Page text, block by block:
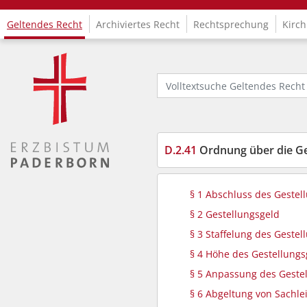
Logo Fachinformationssystem Kirchenrecht
Geltendes Recht Archiviertes Recht Rechtsprechung
Volltextsuche Geltendes Recht
D.2.41 Ordnung über die
§ 1 Abschluss des
§ 2 Gestellungsgeld
§ 3 Staffelung des
§ 4 Höhe des
§ 5 Anpassung des
§ 6 Abgeltung von